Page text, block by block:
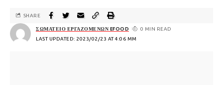
LAST UPDATED: 2023/02/23 AT 4:06 ΜΜ
ΣΩΜΑΤΕΊΟ ΕΡΓΑΖΟΜΈΝΩΝ EFOOD 0 MIN READ
SHARE